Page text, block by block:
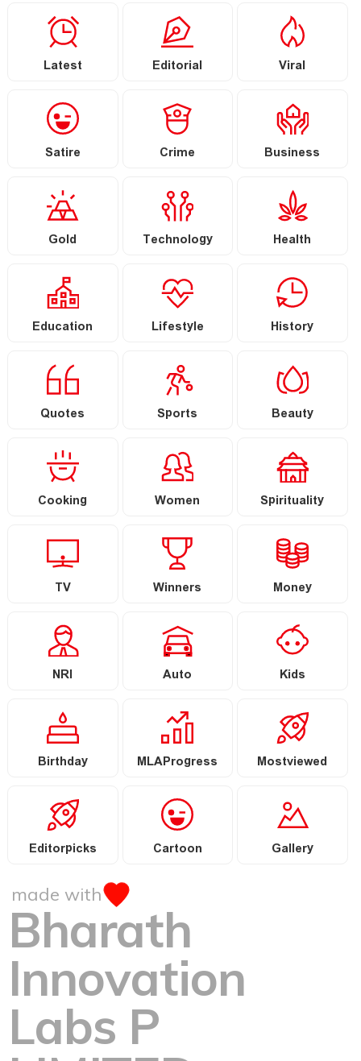
Latest Editorial Viral
Satire Crime Business
Gold Technology Health
Education Lifestyle History
Quotes Sports Beauty
Cooking Women Spirituality
TV Winners Money
NRI Auto Kids
Birthday MLAProgress Mostviewed
Editorpicks Cartoon Gallery
made with
Bharath
Innovation
Labs P